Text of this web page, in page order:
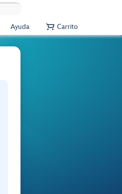
Ayuda Carrito